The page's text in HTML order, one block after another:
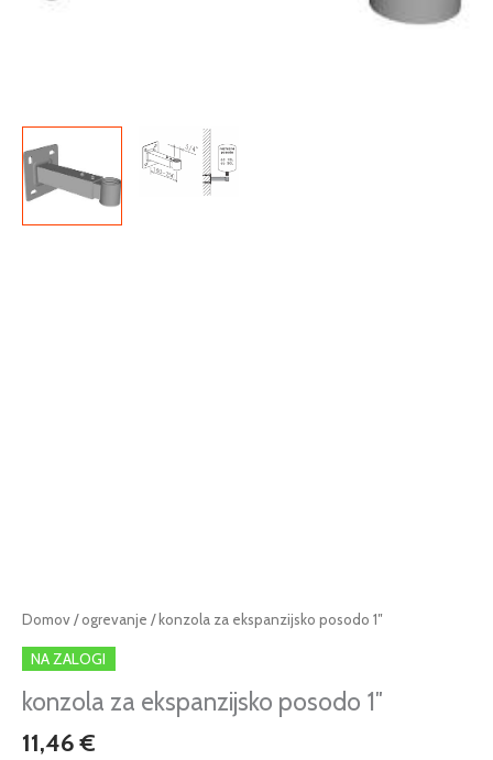
Domov/ogrevanje / konzola za ekspanzijsko posodo 1″
NA ZALOGI
konzola za ekspanzijsko posodo 1″
11,46€
konzola
za
ekspanzijsko
posodo
količina